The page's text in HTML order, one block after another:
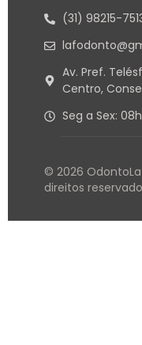
(31) 98215-
Av. Pref.
Centro,
Seg a Sex:
© 2026
direitos